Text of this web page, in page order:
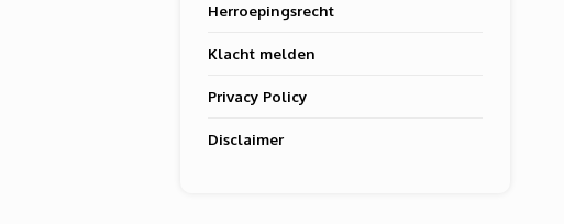
Herroepingsrecht
Klacht melden
Privacy Policy
Disclaimer